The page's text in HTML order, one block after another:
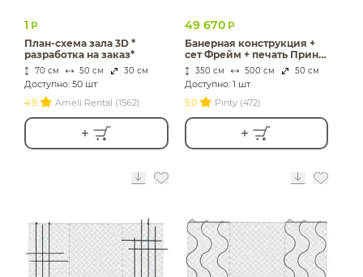
1 Р
План-схема зала 3D *
разработка на заказ*
70 см 50 см 30 см
Доступно: 50 шт
4.9
Ameli Rental (1562)
49 670 Р
Банерная конструкция +
сет Фрейм + печать Принт
и т.д.
350 см 500 см 50 см
Доступно: 1 шт
5.0
Pinty (472)